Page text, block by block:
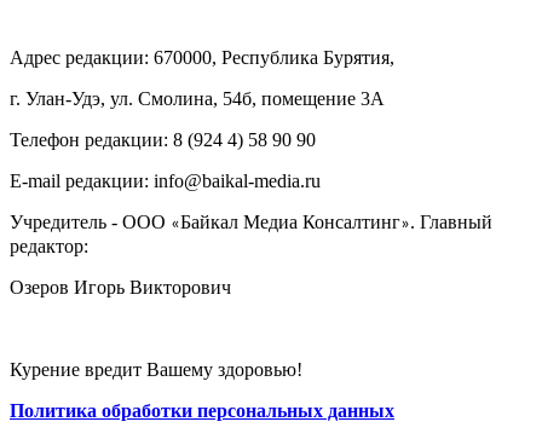
Адрес редакции: 670000, Республика Бурятия,
г. Улан-Удэ, ул. Смолина, 54б, помещение 3А
Телефон редакции: ‎‎8 (924 4) 58 90 90
E-mail редакции: info@baikal-media.ru
Учредитель - ООО «Байкал Медиа Консалтинг». Главный
редактор:
Озеров Игорь Викторович
Курение вредит Вашему здоровью!
Политика обработки персональных данных